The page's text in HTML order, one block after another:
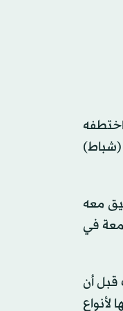
(شباط)
معه
في
قبل أن